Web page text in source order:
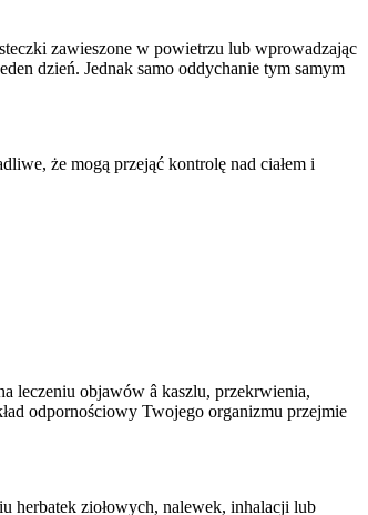
zawieszone w powietrzu lub wprowadzając
dzień. Jednak samo oddychanie tym samym
że mogą przejąć kontrolę nad ciałem i
leczeniu objawów â kaszlu, przekrwienia,
odpornościowy Twojego organizmu przejmie
herbatek ziołowych, nalewek, inhalacji lub